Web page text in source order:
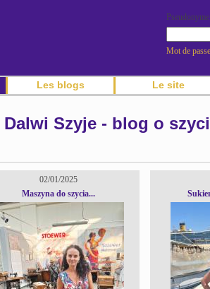
Pseudonyme
Mot de
Les blogs Le site
Szyje - blog o
02/01/2025
Maszyna do szycia...